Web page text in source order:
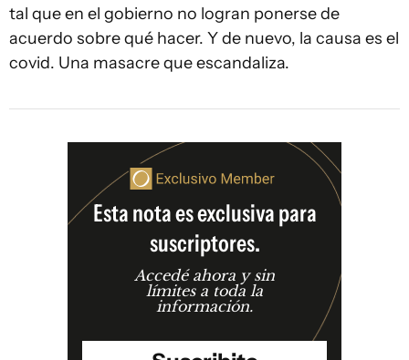
tal que en el gobierno no logran ponerse de
acuerdo sobre qué hacer. Y de nuevo, la causa es el
covid. Una masacre que escandaliza.
Esta nota es exclusiva para
suscriptores.
Accedé ahora y sin
límites a toda la
información.